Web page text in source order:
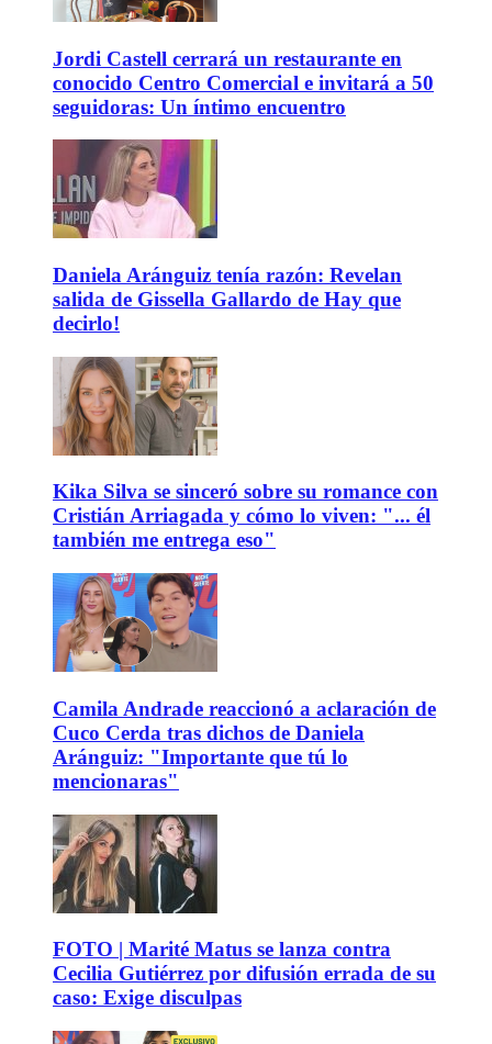
Jordi Castell cerrará un restaurante en
conocido Centro Comercial e invitará a 50
seguidoras: Un íntimo encuentro
Daniela Aránguiz tenía razón: Revelan
salida de Gissella Gallardo de Hay que
decirlo!
Kika Silva se sinceró sobre su romance con
Cristián Arriagada y cómo lo viven: "... él
también me entrega eso"
Camila Andrade reaccionó a aclaración de
Cuco Cerda tras dichos de Daniela
Aránguiz: "Importante que tú lo
mencionaras"
FOTO | Marité Matus se lanza contra
Cecilia Gutiérrez por difusión errada de su
caso: Exige disculpas